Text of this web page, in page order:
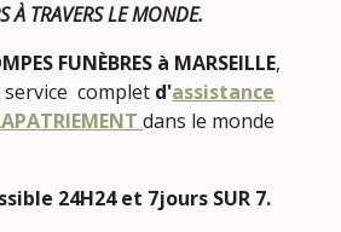
À TRAVERS LE MONDE.
FUNÈBRES à MARSEILLE,
complet d'assistance
dans le monde
24H24 et 7jours SUR 7.